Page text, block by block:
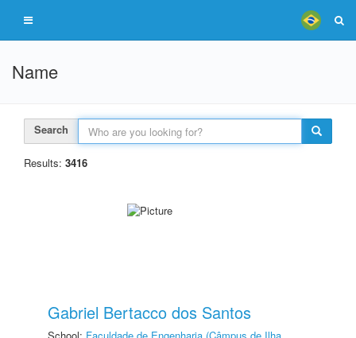
Name
Search
Results: 3416
Gabriel Bertacco dos Santos